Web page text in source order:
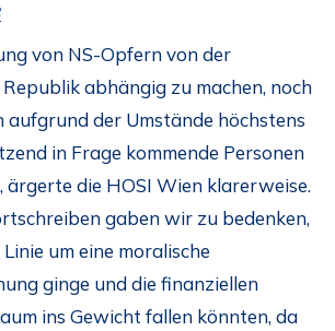
von NS-Opfern von der
abhängig zu machen, noch
aufgrund der Umstände höchstens
in Frage kommende Personen
ärgerte die HOSI Wien klarerweise.
gaben wir zu bedenken,
um eine moralische
ginge und die finanziellen
ins Gewicht fallen könnten, da